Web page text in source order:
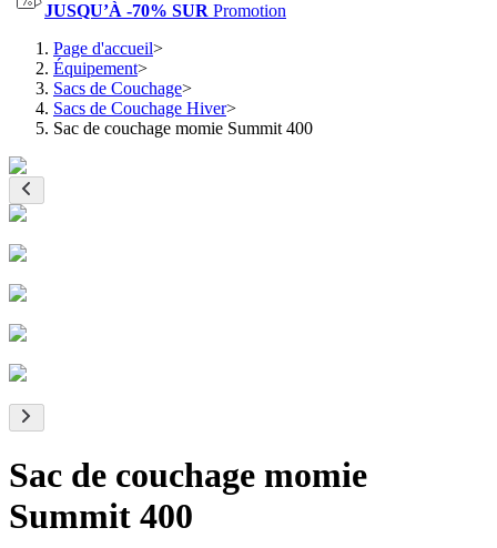
JUSQU’À -70% SUR Promotion
Page d'accueil>
Équipement>
Sacs de Couchage>
Sacs de Couchage Hiver>
Sac de couchage momie Summit 400
Sac de couchage momie
Summit 400